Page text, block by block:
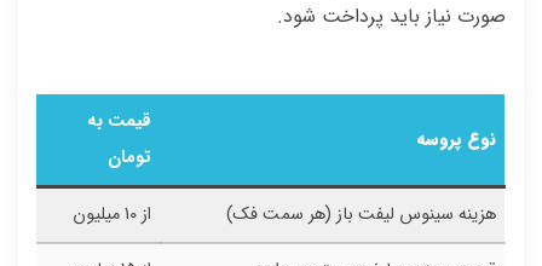
صورت نیاز باید پرداخت شود.
نوع پروسه
قیمت به
تومان
هزینه سینوس لیفت باز (هر سمت فک)
از 10 میلیون